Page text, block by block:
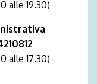
alle 19.30)
alle 17.30)